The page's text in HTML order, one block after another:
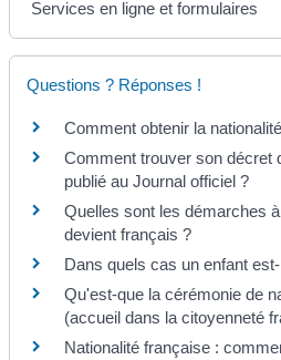
Services en ligne et formulaires
Questions ? Réponses !
Comment obtenir la
Comment trouver son décret
publié au Journal officiel ?
Quelles sont les démarches
devient français ?
Dans quels cas un enfant
Qu'est-que la cérémonie de
(accueil dans la citoyenneté
Nationalité française :